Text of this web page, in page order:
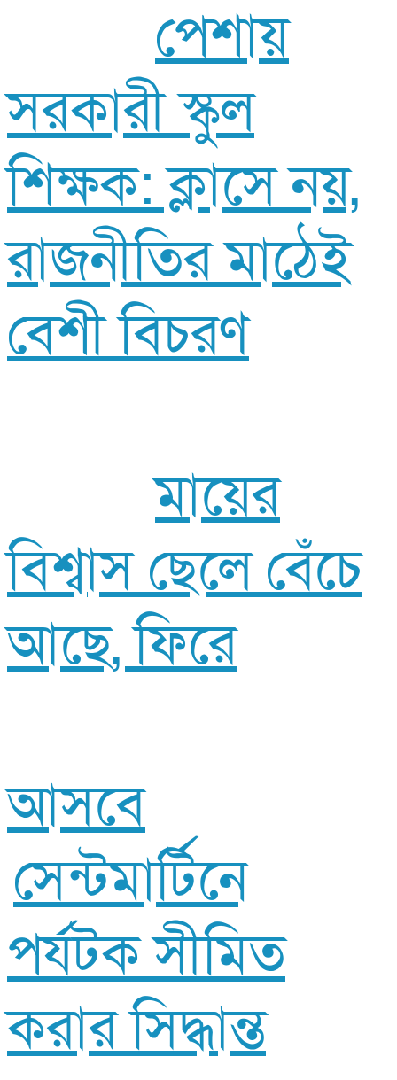
পেশায়
সরকারী স্কুল
শিক্ষক: ক্লাসে নয়,
রাজনীতির মাঠেই
বেশী বিচরণ
মায়ের
বিশ্বাস ছেলে বেঁচে
আছে, ফিরে
আসবে
সেন্টমার্টিনে
পর্যটক সীমিত
করার সিদ্ধান্ত